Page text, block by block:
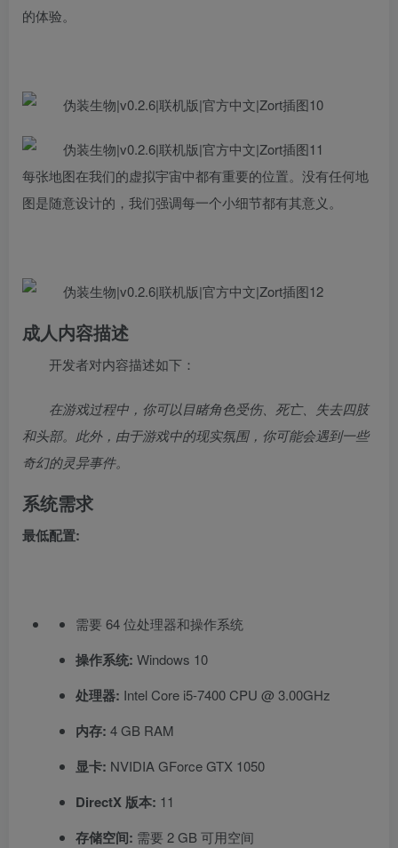
的体验。
每张地图在我们的虚拟宇宙中都有重要的位置。没有任何地
图是随意设计的，我们强调每一个小细节都有其意义。
成人内容描述
开发者对内容描述如下：
在游戏过程中，你可以目睹角色受伤、死亡、失去四肢
和头部。此外，由于游戏中的现实氛围，你可能会遇到一些
奇幻的灵异事件。
系统需求
最低配置:
需要 64 位处理器和操作系统
操作系统: Windows 10
处理器: Intel Core i5-7400 CPU @ 3.00GHz
内存: 4 GB RAM
显卡: NVIDIA GForce GTX 1050
DirectX 版本: 11
存储空间: 需要 2 GB 可用空间